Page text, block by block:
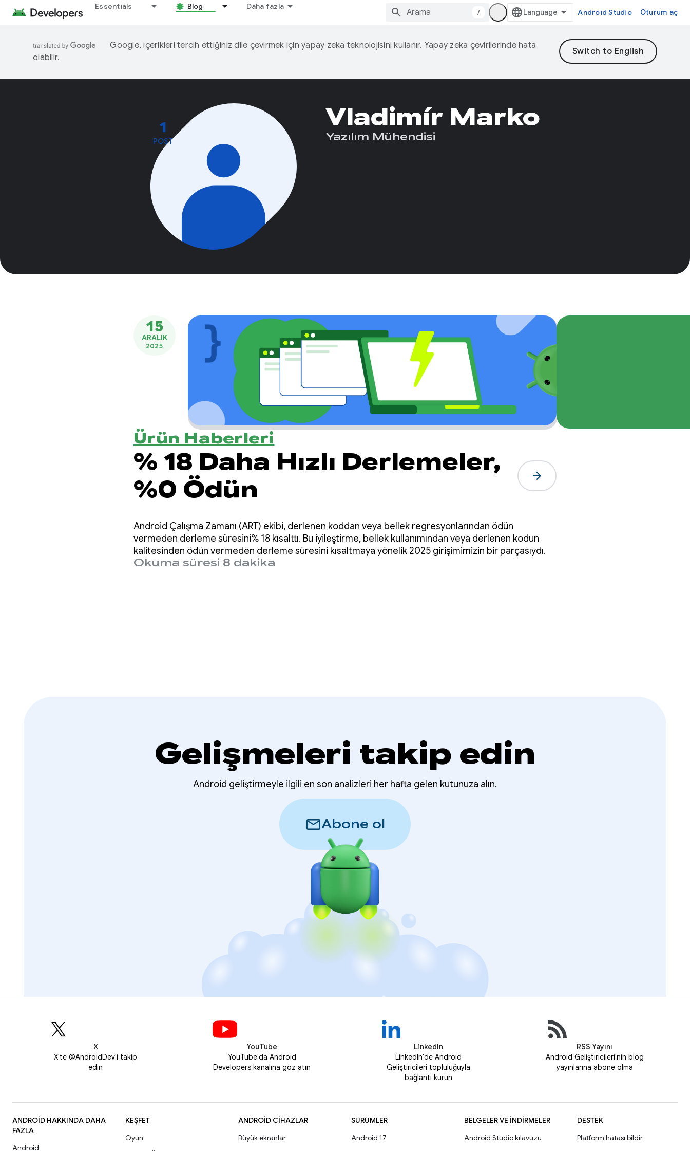
Essentials Blog Daha fazla
/ Android Studio Oturum aç
Google, içerikleri tercih ettiğiniz dile çevirmek için yapay zeka teknolojisini kullanır. Yapay zeka çevirilerinde hata
olabilir.
1
POST
Vladimír Marko
Yazılım Mühendisi
15
ARALIK
2025
Ürün Haberleri
% 18 Daha Hızlı Derlemeler,
%0 Ödün
arrow_forward
Android Çalışma Zamanı (ART) ekibi, derlenen koddan veya bellek regresyonlarından ödün
vermeden derleme süresini% 18 kısalttı. Bu iyileştirme, bellek kullanımından veya derlenen kodun
kalitesinden ödün vermeden derleme süresini kısaltmaya yönelik 2025 girişimimizin bir parçasıydı.
Okuma süresi 8 dakika
Gelişmeleri takip edin
Android geliştirmeyle ilgili en son analizleri her hafta gelen kutunuza alın.
mailAbone ol
X
X'te @AndroidDev'i takip
edin
YouTube
YouTube'da Android
Developers kanalına göz atın
LinkedIn
LinkedIn'de Android
Geliştiricileri topluluğuyla
bağlantı kurun
RSS Yayını
Android Geliştiricileri'nin blog
yayınlarına abone olma
ANDROID HAKKINDA DAHA
FAZLA
Android
KEŞFET
Oyun
ANDROID CIHAZLAR
Büyük ekranlar
SÜRÜMLER
Android 17
BELGELER VE İNDIRMELER
Android Studio kılavuzu
DESTEK
Platform hatası bildir